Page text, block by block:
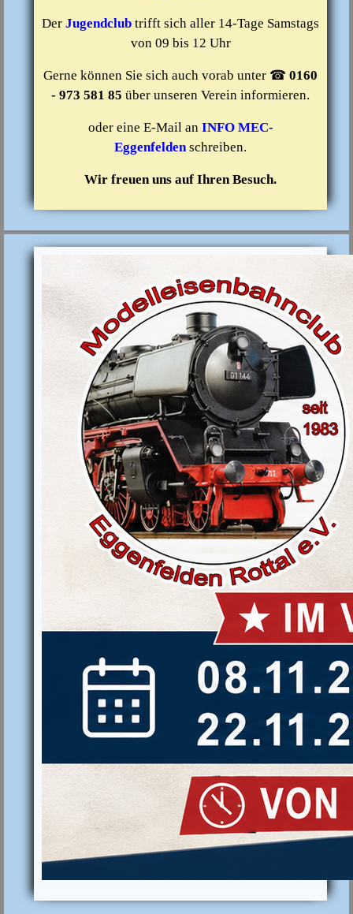
Der Jugendclub trifft sich aller 14-Tage Samstags
von 09 bis 12 Uhr
Gerne können Sie sich auch vorab unter ☎ 0160
- 973 581 85 über unseren Verein informieren.
oder eine E-Mail an INFO MEC-
Eggenfeldenschreiben.
Wir freuen uns auf Ihren Besuch.